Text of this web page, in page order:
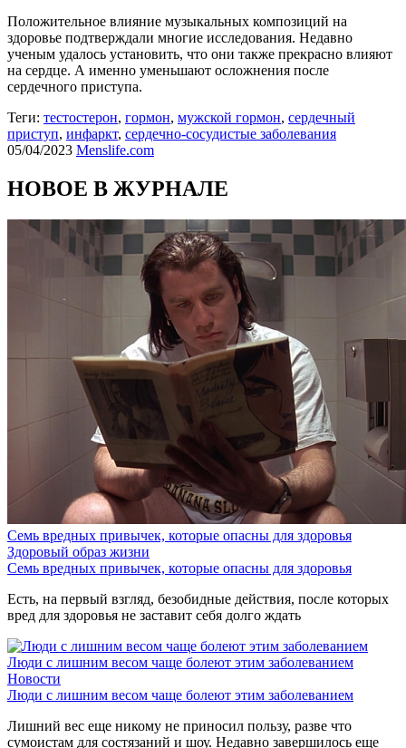
Положительное влияние музыкальных композиций на
здоровье подтверждали многие исследования. Недавно
ученым удалось установить, что они также прекрасно влияют
на сердце. А именно уменьшают осложнения после
сердечного приступа.
Теги: тестостерон, гормон, мужской гормон, сердечный
приступ, инфаркт, сердечно-сосудистые заболевания
05/04/2023 Menslife.com
НОВОЕ В ЖУРНАЛЕ
Семь вредных привычек, которые опасны для здоровья
Здоровый образ жизни
Семь вредных привычек, которые опасны для здоровья
Есть, на первый взгляд, безобидные действия, после которых
вред для здоровья не заставит себя долго ждать
Люди с лишним весом чаще болеют этим заболеванием
Новости
Люди с лишним весом чаще болеют этим заболеванием
Лишний вес еще никому не приносил пользу, разве что
сумоистам для состязаний и шоу. Недавно завершилось еще